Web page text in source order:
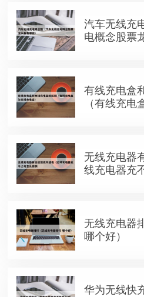
汽车无线充
电概念股票
有线充电盒
（有线充电
无线充电器
线充电器充
无线充电器
哪个好）
华为无线快